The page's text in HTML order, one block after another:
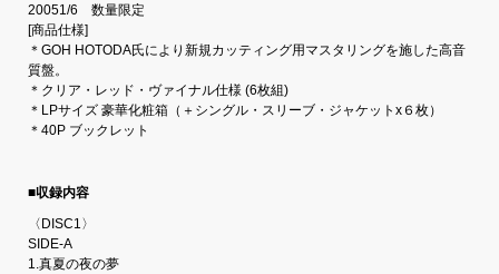
20051/6 数量限定
[商品仕様]
＊GOH HOTODA氏により新規カッティング用マスタリングを施した高音
質盤。
＊クリア・レッド・ヴァイナル仕様 (6枚組)
＊LPサイズ 豪華化粧箱（＋シングル・スリーブ・ジャケットx６枚）
＊40P ブックレット
■収録内容
〈DISC1〉
SIDE-A
1.真夏の夜の夢